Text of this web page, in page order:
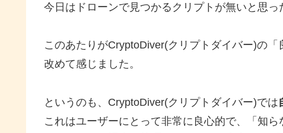
今日はドローンで見つかるクリプトが無いと思っ
このあたりがCryptoDiver(クリプトダイバー)の
改めて感じました。
というのも、CryptoDiver(クリプトダイバー)では
これはユーザーにとって非常に良心的で、「知